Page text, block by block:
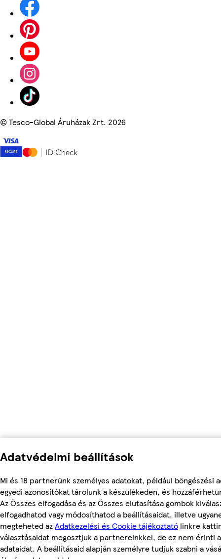
Adatvédelmi beállítások
Mi és 18 partnerünk személyes adatokat, például böngészési
egyedi azonosítókat tárolunk a készülékeden, és
Az Összes elfogadása és az Összes elutasítása gombok
elfogadhatod vagy módosíthatod a beállításaidat, illetve
megteheted azAdatkezelési és Cookie tájékoztató linkre
választásaidat megosztjuk a partnereinkkel, de ez nem érinti
adataidat. A beállításaid alapján személyre tudjuk szabni a
©Tesco-Global Áruházak Zrt. 2026